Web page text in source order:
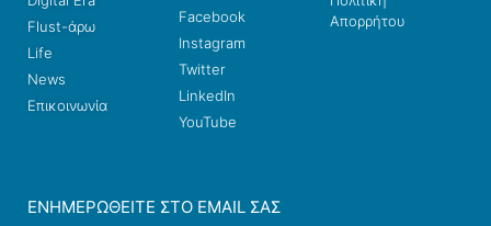
Flust-άρω
Life
News
Επικοινωνία
Facebook
Instagram
Twitter
LinkedIn
YouTube
Απορρήτου
ΕΝΗΜΕΡΩΘΕΊΤΕ ΣΤΟ EMAIL ΣΑΣ